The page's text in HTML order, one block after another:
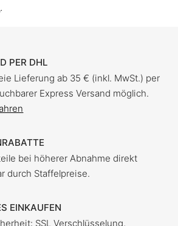
.
PER DHL
Lieferung ab 35 € (inkl. MwSt.) per
Express Versand möglich.
bei höherer Abnahme direkt
durch Staffelpreise.
EINKAUFEN
SSL Verschlüsselung,